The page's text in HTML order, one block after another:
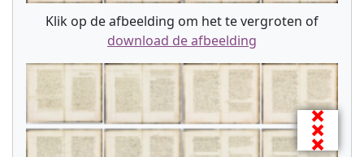
Klik op de afbeelding om het te vergroten of
download de afbeelding